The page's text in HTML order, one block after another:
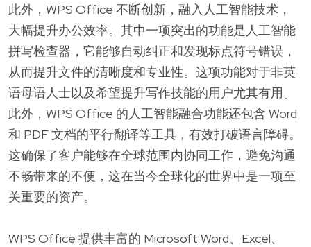
此外，WPS Office 不断创新，融入人工智能技术，
大幅提升办公效率。其中一项突出的功能是人工智能
拼写检查器，它能够自动纠正和发现标点符号错误，
从而提升文件的清晰度和专业性。这项功能对于非英
语母语人士以及希望提升写作技能的用户尤其有用。
此外，WPS Office 的人工智能融合功能还包含 Word
和 PDF 文档的平行翻译等工具，有效打破语言障碍。
这确保了客户能够在全球范围内协同工作，避免沟通
不畅带来的不便，这在当今全球化的世界中是一项至
关重要的资产。
WPS Office 提供丰富的 Microsoft Word、Excel、